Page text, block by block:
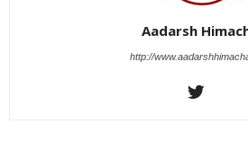
Aadarsh
http://